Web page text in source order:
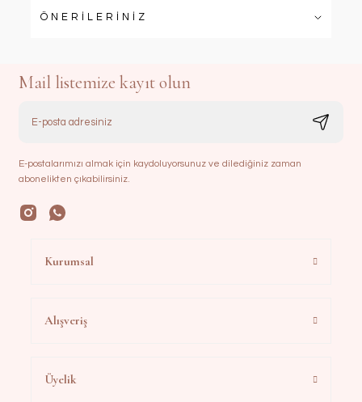
ÖNERİLERİNİZ
Mail listemize kayıt olun
E-postalarımızı almak için kaydoluyorsunuz ve dilediğiniz zaman
abonelikten çıkabilirsiniz.
Kurumsal
Alışveriş
Üyelik